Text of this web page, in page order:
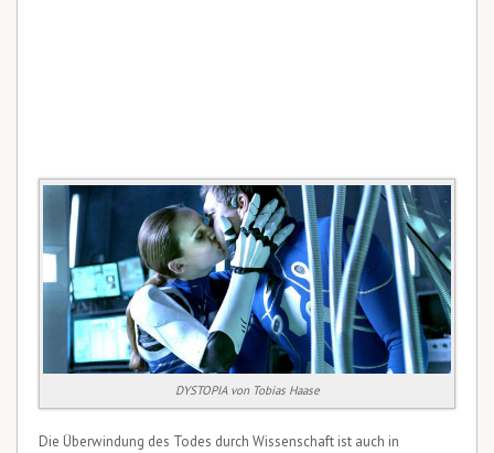
DYSTOPIA von Tobias Haase
Die Überwindung des Todes durch Wissenschaft ist auch in